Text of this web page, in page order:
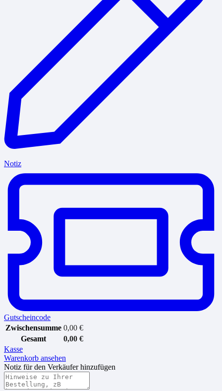
Notiz
Gutscheincode
Zwischensumme 0,00 €
Gesamt
0,00 €
Kasse
Warenkorb ansehen
Notiz für den Verkäufer hinzufügen